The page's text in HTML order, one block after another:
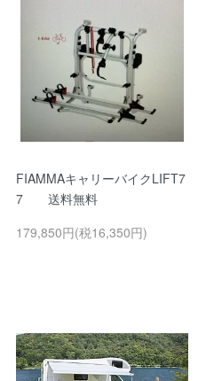
FIAMMAキャリーバイクLIFT7
7 送料無料
179,850円(税16,350円)